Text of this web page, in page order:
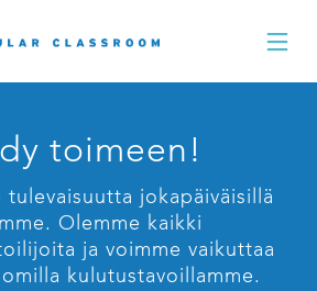
toimeen!
tulevaisuutta jokapäiväisillä
Olemme kaikki
ja voimme vaikuttaa
kulutustavoillamme.